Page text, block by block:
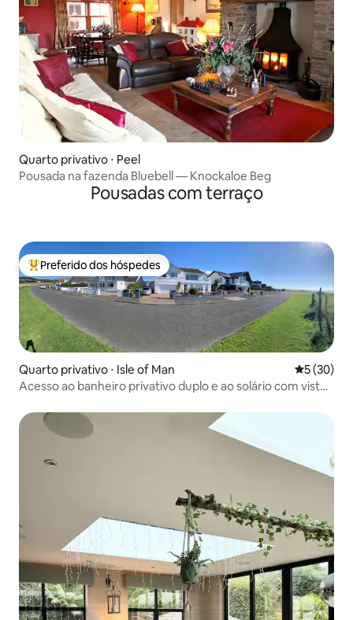
Quarto privativo ⋅ Peel
Pousada na fazenda Bluebell — Knockaloe Beg
Pousadas com terraço
Entre os melhores preferidos dos hóspedes
Preferido dos hóspedes
Quarto privativo ⋅ Isle of Man 5 de uma
5 (30)
Acesso ao banheiro privativo duplo e ao solário com vista